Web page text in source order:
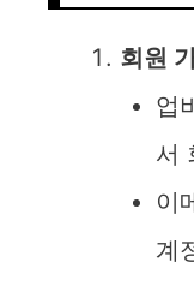
회원
업
서
이
계